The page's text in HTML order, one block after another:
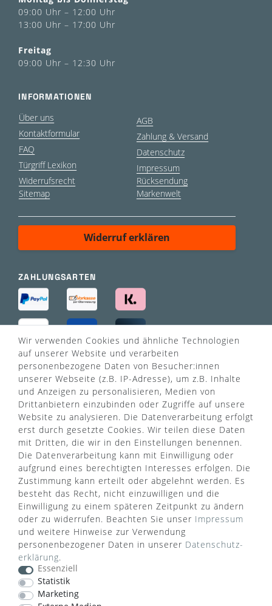
09:00 Uhr – 12:00 Uhr
13:00 Uhr – 17:00 Uhr
Freitag
09:00 Uhr – 12:30 Uhr
INFORMATIONEN
Über uns
Kontaktformular
FAQ
Türgriff Lexikon
Widerrufsrecht
Sitemap
AGB
Zahlung & Versand
Datenschutz
Impressum
Rücksendung
Markenwelt
Widerruf erklären
ZAHLUNGSARTEN
VERSANDART
WUSSTEN SIE SCHON?
Das Käufersiegel des Händlerbunds garantiert Ihnen
100%.-ige Zahlungssicherheit, größtmöglichen
Datenschutz und Geld-zurück-Garantie bei Nicht-
Wir verwenden Cookies und ähnliche Technologien
auf unserer Website und verarbeiten
personenbezogene Daten von Besucher:innen
unserer Webseite (z.B. IP-Adresse), um z.B. Inhalte
und Anzeigen zu personalisieren, Medien von
Drittanbietern einzubinden oder Zugriffe auf unsere
Website zu analysieren. Die Datenverarbeitung erfolgt
erst durch gesetzte Cookies. Wir teilen diese Daten
mit Dritten, die wir in den Einstellungen benennen.
Die Datenverarbeitung kann mit Einwilligung oder
aufgrund eines berechtigten Interesses erfolgen. Die
Zustimmung kann erteilt oder abgelehnt werden. Es
besteht das Recht, nicht einzuwilligen und die
Einwilligung zu einem späteren Zeitpunkt zu ändern
oder zu widerrufen. Beachten Sie unser Impressum
und weitere Hinweise zur Verwendung
personenbezogener Daten in unserer Daten­schutz­
erklärung.
Essenziell
Statistik
Marketing